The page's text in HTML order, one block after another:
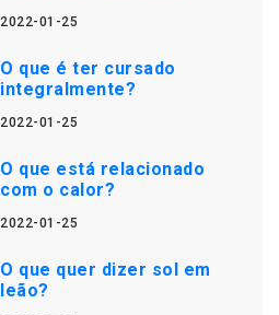
2022-01-25
O que é ter cursado
integralmente?
2022-01-25
O que está relacionado
com o calor?
2022-01-25
O que quer dizer sol em
leão?